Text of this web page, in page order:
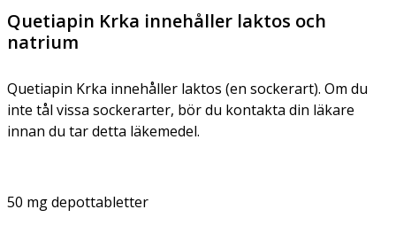
Quetiapin Krka innehåller laktos och
natrium
Quetiapin Krka innehåller laktos (en sockerart). Om du
inte tål vissa sockerarter, bör du kontakta din läkare
innan du tar detta läkemedel.
50 mg depottabletter